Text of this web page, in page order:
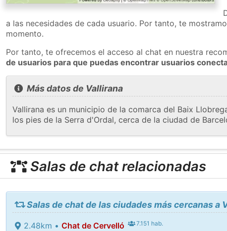
a las necesidades de cada usuario. Por tanto, te
momento.
Por tanto, te ofrecemos el acceso al chat en nuestra
de usuarios para que puedas encontrar usuarios
Más datos de Vallirana
Vallirana es un municipio de la comarca del Baix
los pies de la Serra d'Ordal, cerca de la ciudad de
Salas de chat relacionadas
Salas de chat de las ciudades más cercanas a
2.48km • Chat de Cervelló 7.151 hab.